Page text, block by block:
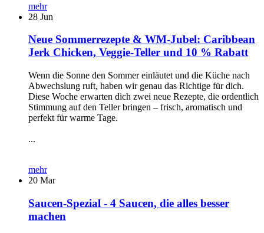
mehr
28 Jun
Neue Sommerrezepte & WM-Jubel: Caribbean
Jerk Chicken, Veggie-Teller und 10 % Rabatt
Wenn die Sonne den Sommer einläutet und die Küche nach
Abwechslung ruft, haben wir genau das Richtige für dich.
Diese Woche erwarten dich zwei neue Rezepte, die ordentlich
Stimmung auf den Teller bringen – frisch, aromatisch und
perfekt für warme Tage.
...
mehr
20 Mar
Saucen-Spezial - 4 Saucen, die alles besser
machen